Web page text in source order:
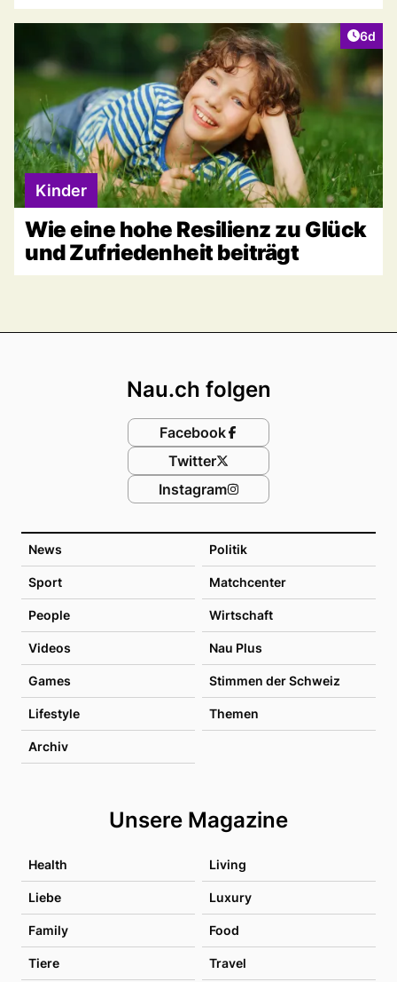
6d
Kinder
Wie eine hohe Resilienz zu Glück
und Zufriedenheit beiträgt
News Politik
Sport Matchcenter
People Wirtschaft
Videos Nau Plus
Games Stimmen der Schweiz
Lifestyle Themen
Archiv
Unsere Magazine
Health Living
Liebe Luxury
Family Food
Tiere Travel
Nau.ch folgen
Facebook
Twitter
Instagram